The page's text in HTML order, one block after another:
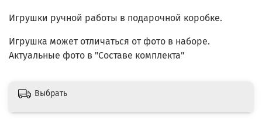
Игрушки ручной работы в подарочной коробке.
Игрушка может отличаться от фото в наборе.
Актуальные фото в "Составе комплекта"
Выбрать